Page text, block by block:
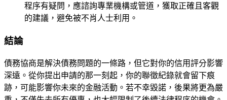
程序有疑問，應諮詢專業機構或管道，獲取正確且客觀
的建議，避免被不肖人士利用。
結論
債務協商是解決債務問題的一條路，但它對你的信用評分影響
深遠。從你提出申請的那一刻起，你的聯徵紀錄就會留下痕
跡，可能影響你未來的金融活動。若不幸毀諾，後果將更為嚴